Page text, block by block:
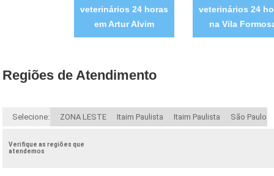
veterinários 24 horas
em Artur Alvim
veterinários 24
na Vila
Regiões de Atendimento
Selecione: ZONA LESTE Itaim Paulista Itaim Paulista São Paulo
Verifique as regiões que
atendemos